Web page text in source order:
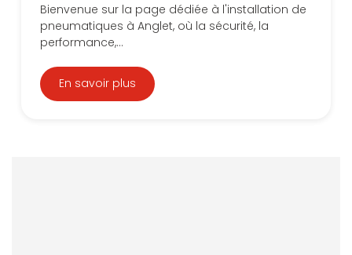
Bienvenue sur la page dédiée à l'installation de
pneumatiques à Anglet, où la sécurité, la
performance,...
En savoir plus